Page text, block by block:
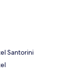
Santorini